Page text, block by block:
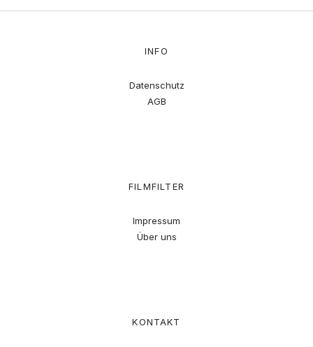
INFO
Datenschutz
AGB
FILMFILTER
Impressum
Über uns
KONTAKT